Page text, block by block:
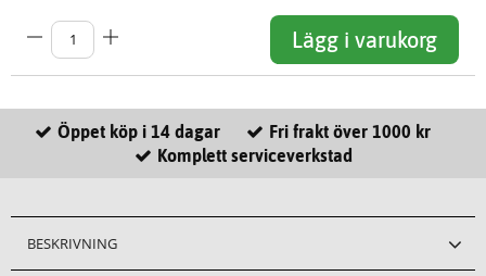
Lägg i varukorg
Öppet köp i 14 dagar
Fri frakt över 1000 kr
Komplett serviceverkstad
BESKRIVNING